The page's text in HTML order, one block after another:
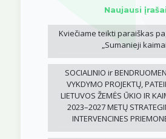
Naujausi įrašai
Kviečiame teikti paraiškas
„Sumanieji
SOCIALINIO ir
VYKDYMO PROJEKTŲ,
LIETUVOS ŽEMĖS ŪKIO IR
2023–2027 METŲ
INTERVENCINES